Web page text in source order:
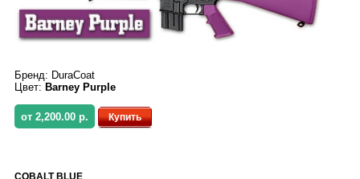
Бренд: DuraCoat
Цвет: Barney Purple
от 2,200.00 р. Купить